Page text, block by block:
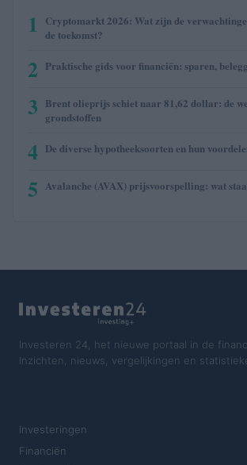
1
Cryptomarkt 2026: Wat zijn de
de toekomst?
2 Praktische gids voor financiën: sparen,
3 Brent olieprijs schiet naar 81,62 dollar: de
grondstoffen
4 De diverse hypotheeksoorten en hun
5 Avalanche (AVAX) prijsvoorspelling: wat
Investeren 24, het nieuwe portaal in de
Inzichten, nieuws, vergelijkingen en
Investeringen
Financiën